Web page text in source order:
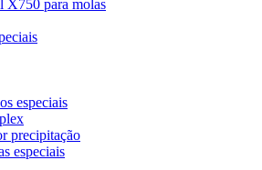
X750 para molas
especiais
precipitação
especiais